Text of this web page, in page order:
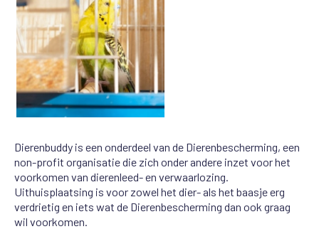
Dierenbuddy is een onderdeel van de Dierenbescherming, een
non-profit organisatie die zich onder andere inzet voor het
voorkomen van dierenleed- en verwaarlozing.
Uithuisplaatsing is voor zowel het dier- als het baasje erg
verdrietig en iets wat de Dierenbescherming dan ook graag
wil voorkomen.